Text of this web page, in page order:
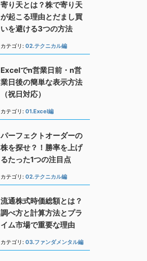
寄り天とは？株で寄り天
が起こる理由とだまし買
いを避ける3つの方法
カテゴリ: 02.テクニカル編
Excelでn営業日前・n営
業日後の簡単な表示方法
（祝日対応）
カテゴリ: 01.Excel編
パーフェクトオーダーの
株を探せ？！勝率を上げ
るたった1つの注目点
カテゴリ: 02.テクニカル編
流通株式時価総額とは？
調べ方と計算方法とプラ
イム市場で重要な理由
カテゴリ: 03.ファンダメンタル編